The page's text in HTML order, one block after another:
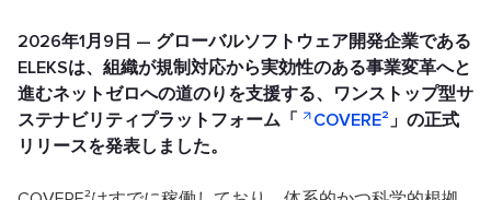
2026年1月9日 — グローバルソフトウェア開発企業である
ELEKSは、組織が規制対応から実効性のある事業変革へと
進むネットゼロへの道のりを支援する、ワンストップ型サ
ステナビリティプラットフォーム「
COVERE²」の正式
リリースを発表しました。